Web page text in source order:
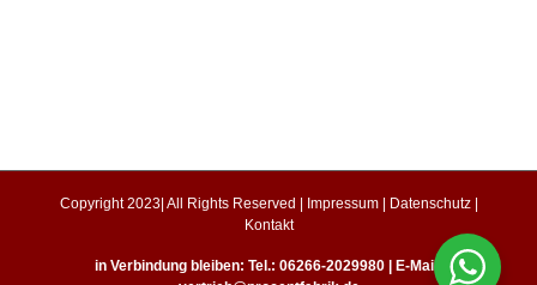
Copyright 2023| All Rights Reserved | Impressum| Datenschutz|
Kontakt
in Verbindung bleiben: Tel.: 06266-2029980 | E-Mail: